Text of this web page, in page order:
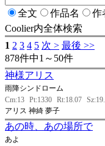
全文 作品名 作
Coolier内全体検索
1 2 3 4 5 次 > 最後 >>
878件中1～50件
神様アリス
雨降シンドローム
Cm:13 Pt:1330 Rt:18.07
アリス 神綺 夢子
あの時、あの場所で
あよ